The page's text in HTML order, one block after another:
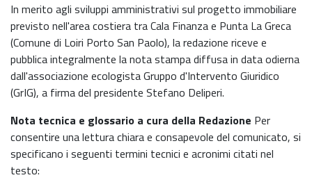
In merito agli sviluppi amministrativi sul progetto immobiliare
previsto nell'area costiera tra Cala Finanza e Punta La Greca
(Comune di Loiri Porto San Paolo), la redazione riceve e
pubblica integralmente la nota stampa diffusa in data odierna
dall'associazione ecologista Gruppo d'Intervento Giuridico
(GrIG), a firma del presidente Stefano Deliperi.
Nota tecnica e glossario a cura della Redazione Per
consentire una lettura chiara e consapevole del comunicato, si
specificano i seguenti termini tecnici e acronimi citati nel
testo: